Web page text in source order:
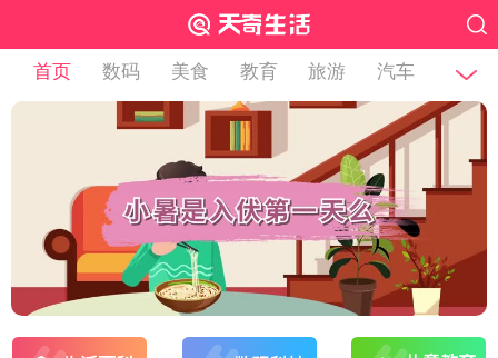
首页 数码 美食 教育 旅游 汽车